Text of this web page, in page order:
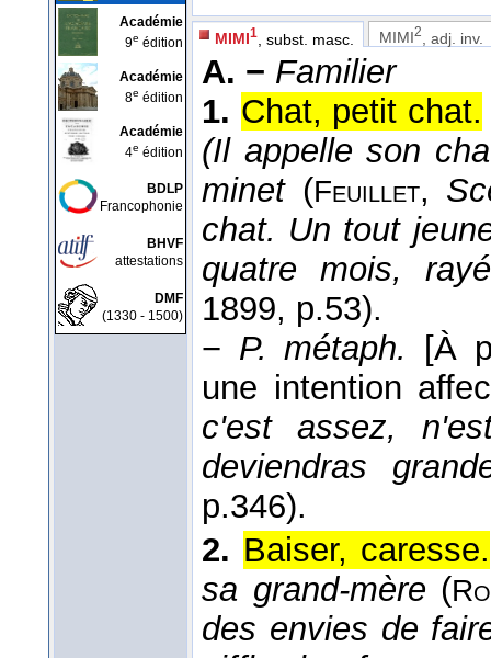
Académie
9e édition
Académie
8e édition
Académie
4e édition
BDLP
Francophonie
BHVF
attestations
DMF
(1330 - 1500)
MIMI1 , subst. masc. MIMI2 , adj. inv.
A. − Familier
1. Chat, petit chat.
(Il appelle son
minet(Feuillet,
chat. Un tout
quatre mois,
1899, p.53).
− P. métaph.
[À
une intention
c'est assez,
deviendras
p.346).
2. Baiser, caresse.
sa grand-mère (
des envies de